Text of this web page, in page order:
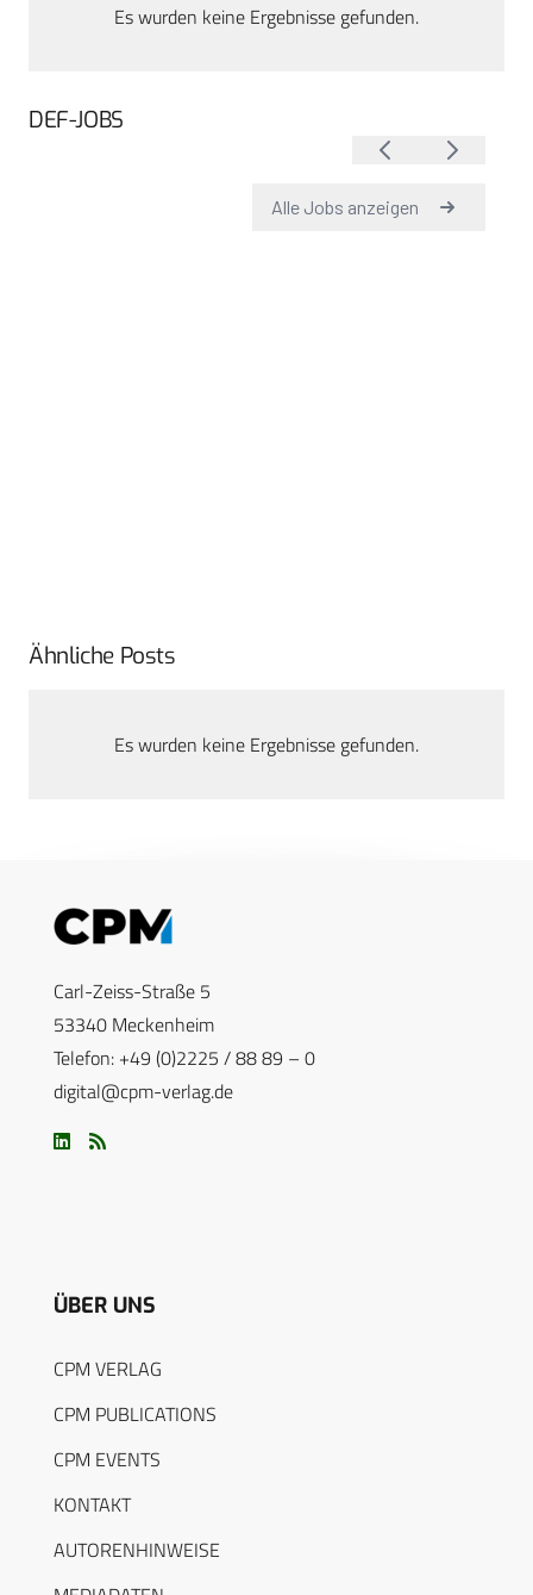
Es wurden keine Ergebnisse gefunden.
DEF-JOBS
Ähnliche Posts
Es wurden keine Ergebnisse gefunden.
Carl-Zeiss-Straße 5
53340 Meckenheim
Telefon: +49 (0)2225 / 88 89 – 0
digital@cpm-verlag.de
ÜBER UNS
CPM VERLAG
CPM PUBLICATIONS
CPM EVENTS
KONTAKT
AUTORENHINWEISE